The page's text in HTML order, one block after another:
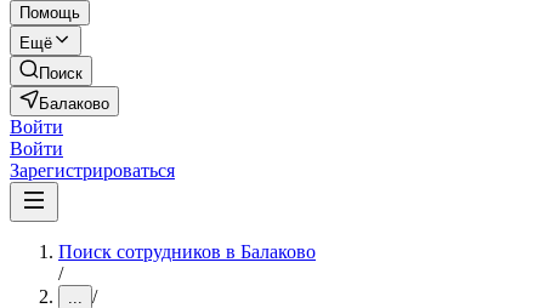
Помощь
Ещё
Поиск
Балаково
Войти
Войти
Зарегистрироваться
Поиск сотрудников в Балаково
/
... /